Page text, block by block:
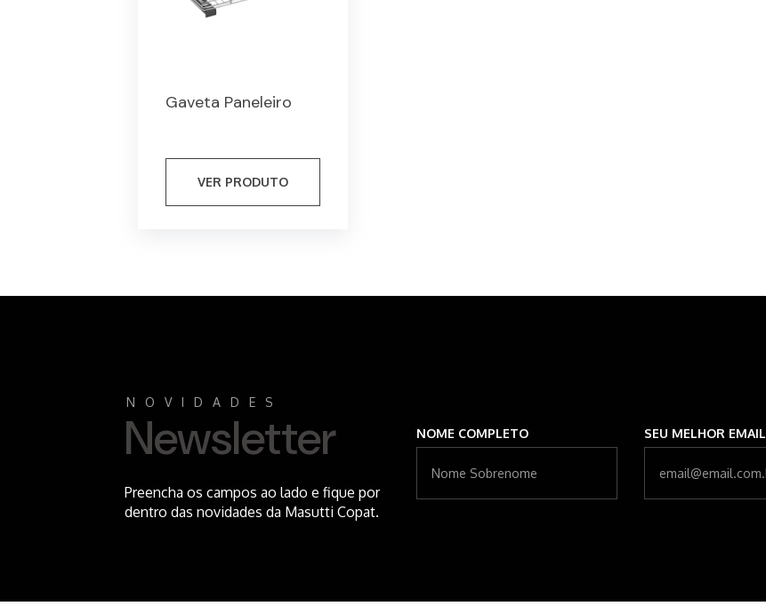
Gaveta Paneleiro
VER PRODUTO
NOVIDADES
Newsletter
Preencha os campos ao lado e fique por
dentro das novidades da Masutti Copat.
NOME COMPLETO SEU MELHOR EMAIL